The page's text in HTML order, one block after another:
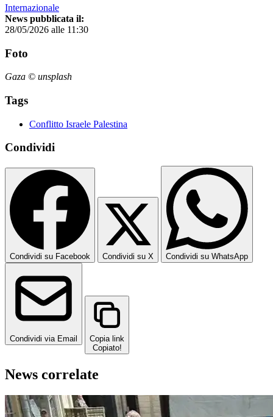
Internazionale
News pubblicata il:
28/05/2026 alle 11:30
Foto
Gaza © unsplash
Tags
Conflitto Israele Palestina
Condividi
Condividi su Facebook Condividi su X Condividi su WhatsApp
Condividi via Email
Copia link
Copiato!
News correlate